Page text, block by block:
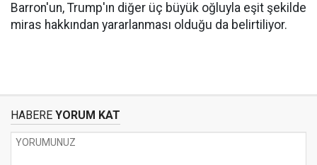
Barron'un, Trump'ın diğer üç büyük oğluyla eşit şekilde
miras hakkından yararlanması olduğu da belirtiliyor.
HABERE YORUM KAT